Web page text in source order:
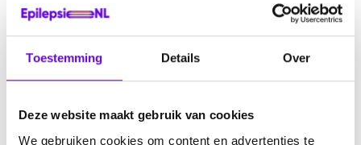
Toestemming Details Over
Deze website maakt gebruik van cookies
We gebruiken cookies om content en advertenties te
participatie. Door de zorgmeter krijgen behandelaars een
aansluit bij de behoeften van het individu: zorg die écht
Bekijk de video